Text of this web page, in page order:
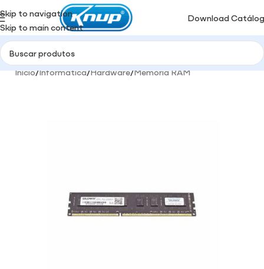
Skip to navigation
Skip to main content
Download
Início/Informática/Hardware/Memória RAM